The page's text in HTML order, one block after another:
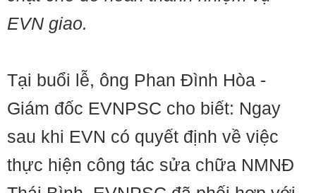
EVN giao.
Tại buổi lễ, ông Phan Đình Hòa -
Giám đốc EVNPSC cho biết: Ngay
sau khi EVN có quyết định về việc
thực hiện công tác sửa chữa NMNĐ